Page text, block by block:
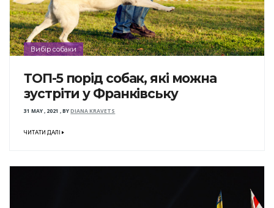
Вибір собаки
ТОП-5 порід собак, які можна
зустріти у Франківську
31 MAY , 2021 ,BYDIANA KRAVETS
ЧИТАТИ ДАЛІ